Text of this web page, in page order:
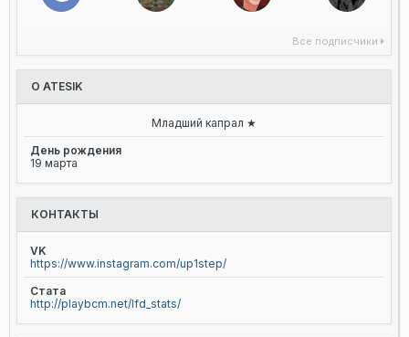
Все подписчики
О ATESIK
Младший капрал ★
День рождения
19 марта
КОНТАКТЫ
VK
https://www.instagram.com/up1step/
Стата
http://playbcm.net/lfd_stats/